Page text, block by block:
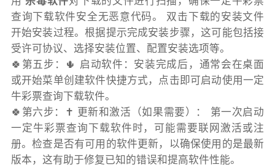
查询下载软件安全无恶意代码。 双击下载的安装文件
开始安装过程。根据提示完成安装步骤，这可能包括接
受许可协议、选择安装位置、配置安装选项等。
🍀第五步：🌵 启动软件：安装完成后，通常会在桌面
或开始菜单创建软件快捷方式，点击即可启动使用一定
牛彩票查询下载软件。
🍀第六步：✝️ 更新和激活（如果需要）： 第一次启动
一定牛彩票查询下载软件时，可能需要联网激活或注
册。检查是否有可用的软件更新，以确保使用的是最新
版本，这有助于修复已知的错误和提高软件性能。